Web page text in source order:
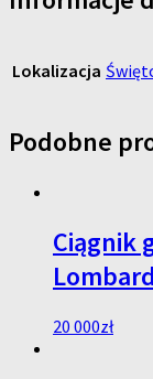
Lokalizacja
Podobne
Ciągnik
20 000zł